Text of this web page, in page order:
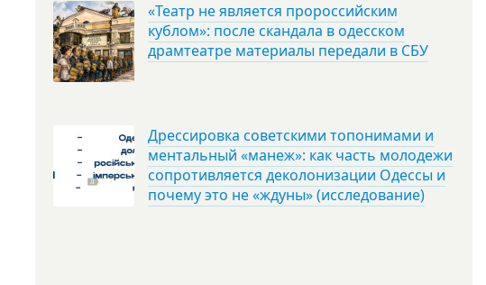
«Театр не является пророссийским
кублом»: после скандала в одесском
драмтеатре материалы передали в СБУ
Дрессировка советскими топонимами и
ментальный «манеж»: как часть молодежи
сопротивляется деколонизации Одессы и
почему это не «ждуны» (исследование)